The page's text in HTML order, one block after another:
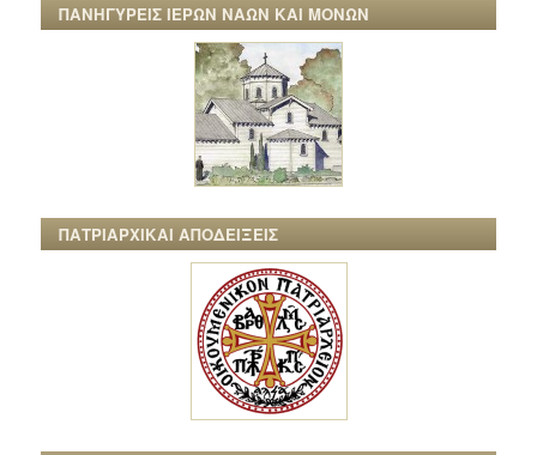
ΠΑΝΗΓΥΡΕΙΣ ΙΕΡΩΝ ΝΑΩΝ ΚΑΙ ΜΟΝΩΝ
ΠΑΤΡΙΑΡΧΙΚΑΙ ΑΠΟΔΕΙΞΕΙΣ